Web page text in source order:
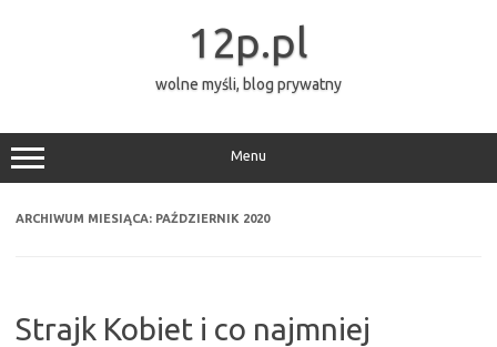
12p.pl
wolne myśli, blog prywatny
Menu
ARCHIWUM MIESIĄCA: PAŹDZIERNIK 2020
Strajk Kobiet i co najmniej